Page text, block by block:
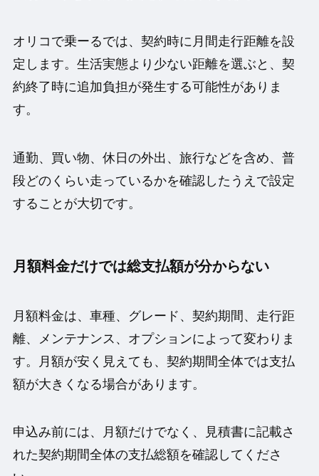
オリコで乗ーるでは、契約時に月間走行距離を設
定します。生活実態より少ない距離を選ぶと、契
約終了時に追加負担が発生する可能性がありま
す。
通勤、買い物、休日の外出、旅行などを含め、普
段どのくらい走っているかを確認したうえで設定
することが大切です。
月額料金だけでは総支払額が分からない
月額料金は、車種、グレード、契約期間、走行距
離、メンテナンス、オプションによって変わりま
す。月額が安く見えても、契約期間全体では支払
額が大きくなる場合があります。
申込み前には、月額だけでなく、見積書に記載さ
れた契約期間全体の支払総額を確認してくださ